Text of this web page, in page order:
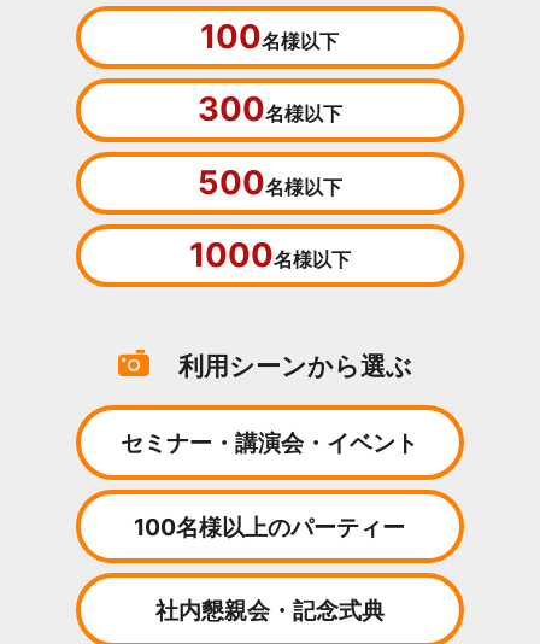
100名様以下
300名様以下
500名様以下
1000名様以下
利用シーンから選ぶ
セミナー・講演会・イベント
100名様以上のパーティー
社内懇親会・記念式典